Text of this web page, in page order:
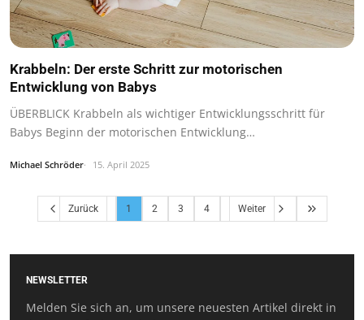
Krabbeln: Der erste Schritt zur motorischen
Entwicklung von Babys
ÜBERBLICK Krabbeln als wichtiger Entwicklungsschritt für
Babys Beginn der motorischen Entwicklung…
Michael Schröder 15. April 2025
Zurück 1 2 3 4 Weiter
NEWSLETTER
Melden Sie sich an, um unsere neuesten Artikel direkt in